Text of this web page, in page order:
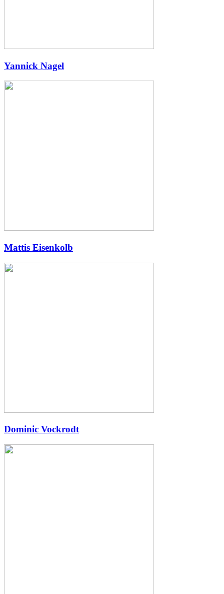
Yannick Nagel
Mattis Eisenkolb
Dominic Vockrodt